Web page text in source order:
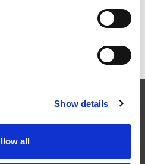
Show details
all
更锐利的边缘，更强劲的引擎
等领域，部件的高精度加工对最终
。我们的机床采用完整的加工方法